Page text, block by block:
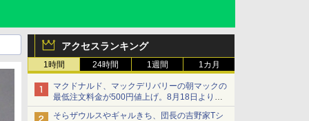
アクセスランキング
1時間 24時間 1週間 1カ月
マクドナルド、マックデリバリーの朝マックの
最低注文料金が500円値上げ。8月18日より
1,500円から受付
そらザウルスやギャルきち、団長の吉野家Tシ